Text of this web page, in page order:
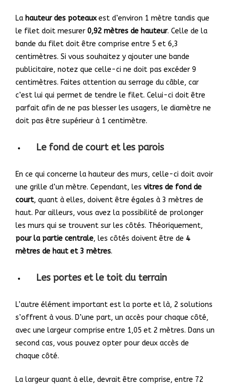
La hauteur des poteauxest d’environ 1 mètre tandis que
le filet doit mesurer 0,92 mètres de hauteur. Celle de la
bande du filet doit être comprise entre 5 et 6,3
centimètres. Si vous souhaitez y ajouter une bande
publicitaire, notez que celle-ci ne doit pas excéder 9
centimètres. Faites attention au serrage du câble, car
c’est lui qui permet de tendre le filet. Celui-ci doit être
parfait afin de ne pas blesser les usagers, le diamètre ne
doit pas être supérieur à 1 centimètre.
Le fond de court et les parois
En ce qui concerne la hauteur des murs, celle-ci doit avoir
une grille d’un mètre. Cependant, les vitres de fond de
court, quant à elles, doivent être égales à 3 mètres de
haut. Par ailleurs, vous avez la possibilité de prolonger
les murs qui se trouvent sur les côtés. Théoriquement,
pour la partie centrale, les côtés doivent être de 4
mètres de haut et 3 mètres.
Les portes et le toit du terrain
L’autre élément important est la porte et là, 2 solutions
s’offrent à vous. D’une part, un accès pour chaque côté,
avec une largeur comprise entre 1,05 et 2 mètres. Dans un
second cas, vous pouvez opter pour deux accès de
chaque côté.
La largeur quant à elle, devrait être comprise, entre 72